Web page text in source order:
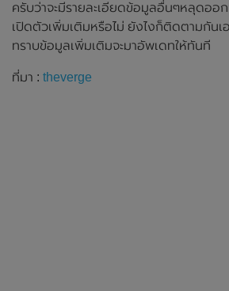
ครับว่าจะมีรายละเอียดข้อมูลอื่นๆหลุดออ
เปิดตัวเพิ่มเติมหรือไม่ ยังไงก็ติดตามกันเอ
ทราบข้อมูลเพิ่มเติมจะมาอัพเดทให้ทันที
ที่มา : theverge